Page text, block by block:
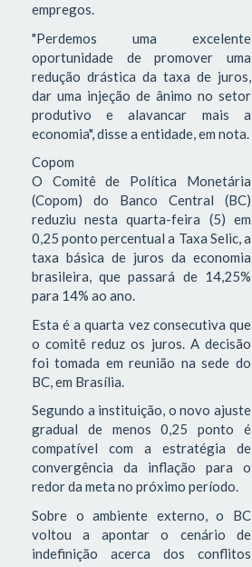
empregos.
"Perdemos uma excelente
oportunidade de promover uma
redução drástica da taxa de juros,
dar uma injeção de ânimo no setor
produtivo e alavancar mais a
economia", disse a entidade, em nota.
Copom
O Comitê de Política Monetária
(Copom) do Banco Central (BC)
reduziu nesta quarta-feira (5) em
0,25 ponto percentual a Taxa Selic, a
taxa básica de juros da economia
brasileira, que passará de 14,25%
para 14% ao ano.
Esta é a quarta vez consecutiva que
o comitê reduz os juros. A decisão
foi tomada em reunião na sede do
BC, em Brasília.
Segundo a instituição, o novo ajuste
gradual de menos 0,25 ponto é
compatível com a estratégia de
convergência da inflação para o
redor da meta no próximo período.
Sobre o ambiente externo, o BC
voltou a apontar o cenário de
indefinição acerca dos conflitos